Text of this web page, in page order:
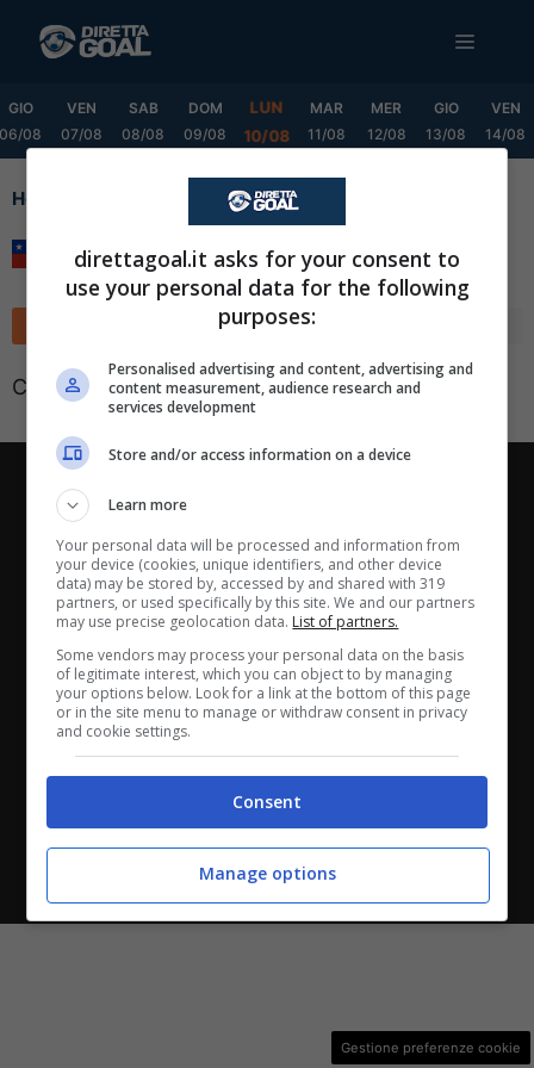
MENU
GIO
06/08
VEN
07/08
SAB
08/08
DOM
09/08
LUN
10/08
MAR
11/08
MER
12/08
GIO
13/08
VEN
14/08
Home
Cup Grp. F
Classifica non disponibile
ANASTASIO II, 442, 00165 Roma (RM) - Codice Fiscale
e Partita I.V.A. 13461621008
Testata Giornalistica registrata presso il Tribunale di
Roma con n°32/2023 del 15/02/2023
Copyright ©2026 - Tutti i diritti riservati -
Le attività pubblicitarie su questo sito sono gestite da
theCoreAdv
Scarica DirettaGoal!
Partite e risultatiin tempo reale.
Con i pronostici dei migliori Tipster!
Gestione preferenze cookie
direttagoal.it asks for your consent to
use your personal data for the following
purposes:
Personalised advertising and content, advertising and
content measurement, audience research and
services development
Store and/or access information on a device
Learn more
Your personal data will be processed and information from
your device (cookies, unique identifiers, and other device
data) may be stored by, accessed by and shared with 319
partners, or used specifically by this site. We and our partners
may use precise geolocation data. List of partners.
Some vendors may process your personal data on the basis
of legitimate interest, which you can object to by managing
your options below. Look for a link at the bottom of this page
or in the site menu to manage or withdraw consent in privacy
and cookie settings.
Consent
Manage options